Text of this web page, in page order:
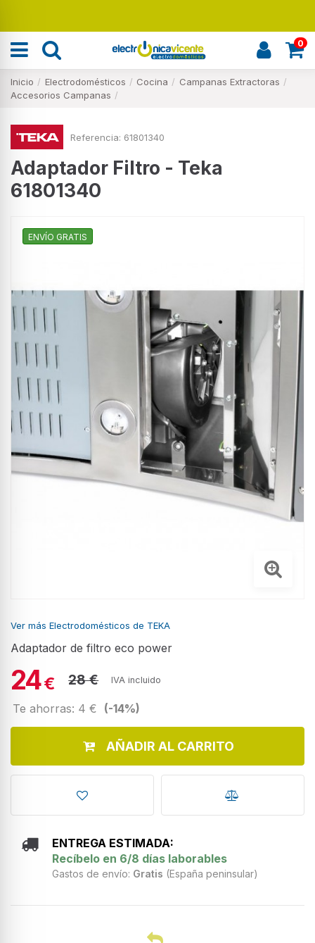
0
Inicio Electrodomésticos Cocina
Campanas Extractoras
Accesorios Campanas
Referencia: 61801340
Adaptador Filtro - Teka
61801340
ENVÍO GRATIS
Ver más Electrodomésticos de TEKA
Adaptador de filtro eco power
24€ 28 € IVA incluido
Te ahorras: 4 € (-14%)
AÑADIR AL CARRITO
ENTREGA ESTIMADA:
Recíbelo en 6/8 días laborables
Gastos de envío: Gratis (España peninsular)